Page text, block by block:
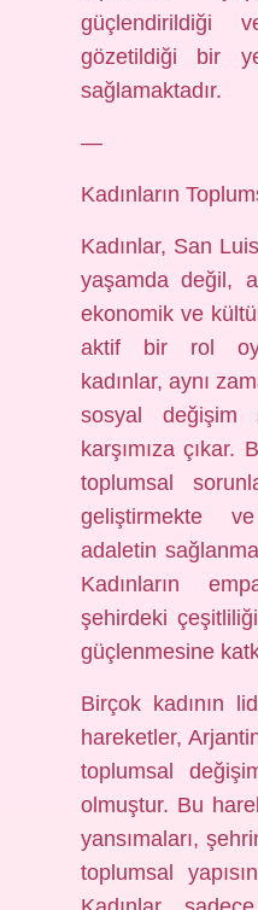
güçlendirildiği
gözetildiği bir
sağlamaktadır.
—
Kadınların
Kadınlar, San
yaşamda değil,
ekonomik ve
aktif bir rol
kadınlar, aynı
sosyal değişim
karşımıza çıkar.
toplumsal
geliştirmekte
adaletin
Kadınların
şehirdeki
güçlenmesine
Birçok kadının
hareketler,
toplumsal
olmuştur. Bu
yansımaları,
toplumsal